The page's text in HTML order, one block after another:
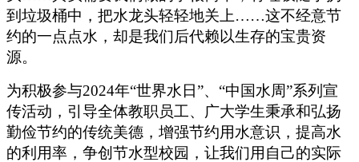
到垃圾桶中，把水龙头轻轻地关上……这不经意节
约的一点点水，却是我们后代赖以生存的宝贵资
源。
为积极参与2024年“世界水日”、“中国水周”系列宣
传活动，引导全体教职员工、广大学生秉承和弘扬
勤俭节约的传统美德，增强节约用水意识，提高水
的利用率，争创节水型校园，让我们用自己的实际